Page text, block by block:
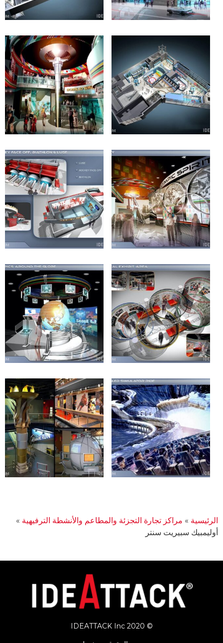
الرئيسية » مراكز تجارة التجزئة والمطاعم والأنشطة الترفيهية »
أوليمبيك سبيريت سنتر
© 2020 IDEATTACK Inc